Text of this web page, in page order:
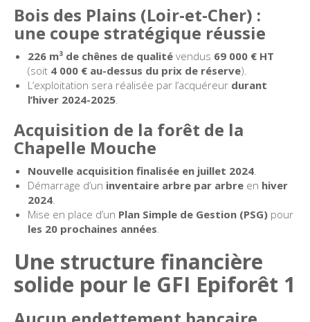
Bois des Plains (Loir-et-Cher) :
une coupe stratégique réussie
226 m³ de chênes de qualité vendus 69 000 € HT
(soit 4 000 € au-dessus du prix de réserve).
L’exploitation sera réalisée par l’acquéreur durant
l’hiver 2024-2025
Acquisition de la forêt de la
Chapelle Mouche
Nouvelle acquisition finalisée en juillet 2024
Démarrage d’un inventaire arbre par arbre en hiver
2024
Mise en place d’un Plan Simple de Gestion (PSG) pour
les 20 prochaines années
Une structure financière
solide pour le GFI Epiforêt 1